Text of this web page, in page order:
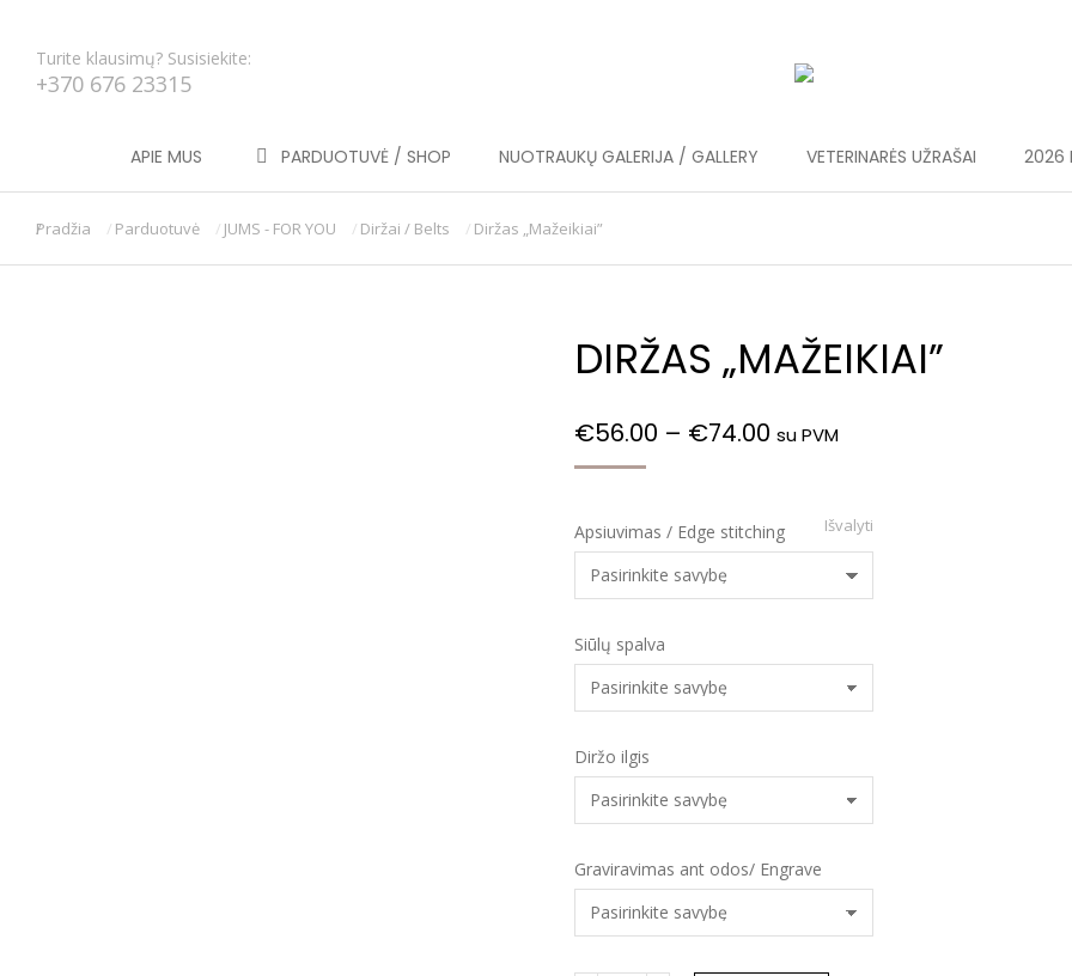
Turite klausimų? Susisiekite:
+370 676 23315
APIE MUS PARDUOTUVĖ / SHOP NUOTRAUKŲ GALERIJA / GALLERY VETERINARĖS UŽRAŠAI 2026
You are here:
Pradžia Parduotuvė JUMS - FOR YOU Diržai / Belts Diržas „Mažeikiai”
DIRŽAS „MAŽEIKIAI”
€56.00 – €74.00 su PVM
Apsiuvimas / Edge stitching
Siūlų spalva
Diržo ilgis
Graviravimas ant odos/ Engrave
Išvalyti